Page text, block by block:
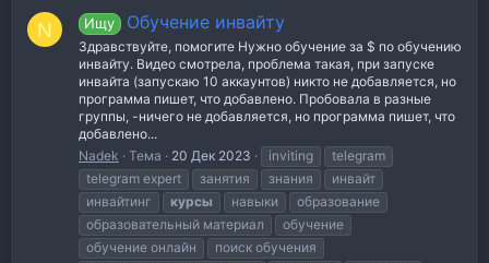
N Ищу Обучение инвайту
Здравствуйте, помогите Нужно обучение за $ по обучению
инвайту. Видео смотрела, проблема такая, при запуске
инвайта (запускаю 10 аккаунтов) никто не добавляется, но
программа пишет, что добавлено. Пробовала в разные
группы, -ничего не добавляется, но программа пишет, что
добавлено...
Nadek
Тема 20 Дек 2023 inviting
telegram
telegram expert
занятия знания
инвайт
инвайтинг
курсы навыки
образование
образовательный материал
обучение
обучение онлайн
поиск обучения